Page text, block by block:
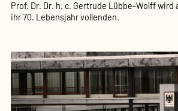
Prof. Dr. Dr. h. c. Gertrude Lübbe-Wolff wird
ihr 70. Lebensjahr vollenden.